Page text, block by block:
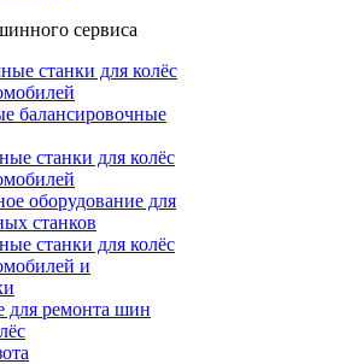
сервиса
станки для колёс
балансировочные
станки для колёс
оборудование для
станков
станки для колёс
и
для ремонта шин